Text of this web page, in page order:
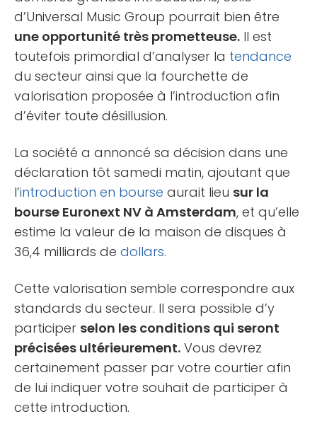
d’Universal Music Group pourrait bien être
une opportunité très prometteuse. Il est
toutefois primordial d’analyser la tendance
du secteur ainsi que la fourchette de
valorisation proposée à l’introduction afin
d’éviter toute désillusion.
La société a annoncé sa décision dans une
déclaration tôt samedi matin, ajoutant que
l’introduction en bourse aurait lieu sur la
bourse Euronext NV à Amsterdam, et qu’elle
estime la valeur de la maison de disques à
36,4 milliards de dollars.
Cette valorisation semble correspondre aux
standards du secteur. Il sera possible d’y
participer selon les conditions qui seront
précisées ultérieurement. Vous devrez
certainement passer par votre courtier afin
de lui indiquer votre souhait de participer à
cette introduction.